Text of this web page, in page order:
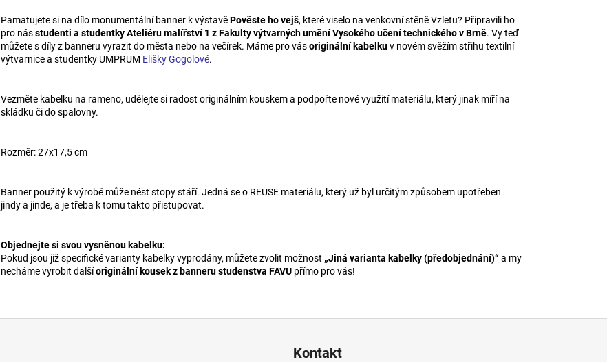
Pamatujete si na dílo monumentální banner k výstavěPověste ho vejš, které viselo na venkovní stěně Vzletu? Připravili ho
pro násstudenti a studentky Ateliéru malířství 1 z Fakulty výtvarných umění Vysokého učení technického v Brně. Vy teď
můžete s díly z banneru vyrazit do města nebo na večírek. Máme pro vásoriginální kabelkuv novém svěžím střihu textilní
výtvarnice a studentky UMPRUM Elišky Gogolové.
Vezměte kabelku na rameno, udělejte si radost originálním kouskem a podpořte nové využití materiálu, který jinak míří na
skládku či do spalovny.
Rozměr: 27x17,5 cm
Banner použitý k výrobě může nést stopy stáří. Jedná se o REUSE materiálu, který už byl určitým způsobem upotřeben
jindy a jinde, a je třeba k tomu takto přistupovat.
Objednejte si svou vysněnou kabelku:
Pokud jsou již specifické varianty kabelky vyprodány, můžete zvolit možnost „Jiná varianta kabelky (předobjednání)“a my
necháme vyrobit dalšíoriginální kousek z banneru studenstva FAVU přímo pro vás!
Kontakt